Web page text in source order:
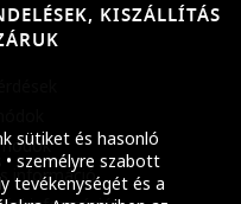
sütiket és hasonló
személyre szabott
tevékenységét és a
KISZÁLLÍTÁS
információ